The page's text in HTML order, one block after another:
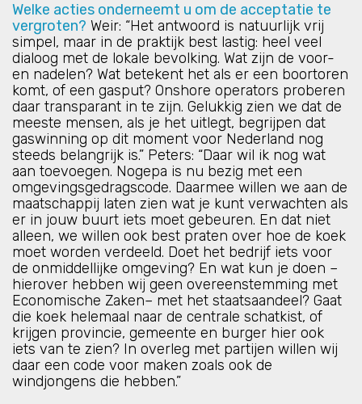
Welke acties onderneemt u om de acceptatie te
vergroten? Weir: “Het antwoord is natuurlijk vrij
simpel, maar in de praktijk best lastig: heel veel
dialoog met de lokale bevolking. Wat zijn de voor-
en nadelen? Wat betekent het als er een boortoren
komt, of een gasput? Onshore operators proberen
daar transparant in te zijn. Gelukkig zien we dat de
meeste mensen, als je het uitlegt, begrijpen dat
gaswinning op dit moment voor Nederland nog
steeds belangrijk is.” Peters: “Daar wil ik nog wat
aan toevoegen. Nogepa is nu bezig met een
omgevingsgedragscode. Daarmee willen we aan de
maatschappij laten zien wat je kunt verwachten als
er in jouw buurt iets moet gebeuren. En dat niet
alleen, we willen ook best praten over hoe de koek
moet worden verdeeld. Doet het bedrijf iets voor
de onmiddellijke omgeving? En wat kun je doen –
hierover hebben wij geen overeenstemming met
Economische Zaken– met het staatsaandeel? Gaat
die koek helemaal naar de centrale schatkist, of
krijgen provincie, gemeente en burger hier ook
iets van te zien? In overleg met partijen willen wij
daar een code voor maken zoals ook de
windjongens die hebben.”